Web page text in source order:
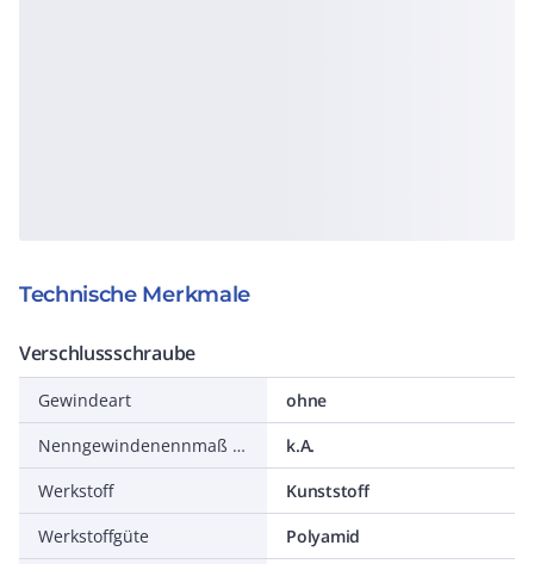
Technische Merkmale
Verschlussschraube
Gewindeart
ohne
Nenngewindenennmaß in Zoll NPT/Gasrohrgewinde
k.A.
Werkstoff
Kunststoff
Werkstoffgüte
Polyamid